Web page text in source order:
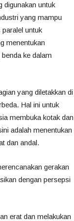
digunakan untuk
yang mampu
untuk
menentukan
ke dalam
yang diletakkan di
Hal ini untuk
membuka kotak dan
adalah menentukan
dan andal.
gerakan
dengan persepsi
erat dan melakukan